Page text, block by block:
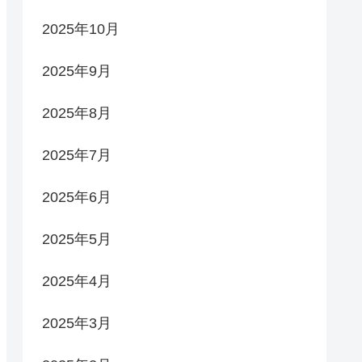
2025年10月
2025年9月
2025年8月
2025年7月
2025年6月
2025年5月
2025年4月
2025年3月